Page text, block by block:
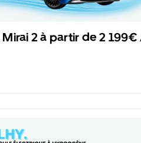
Mirai 2 à partir de 2 199€